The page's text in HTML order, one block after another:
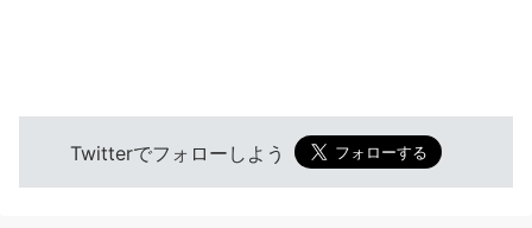
Twitterでフォローしよう